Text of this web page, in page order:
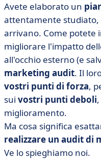
• Ma cos'è un audit di
• Quando è opportuno
marketing?
• Perché effettuare un
• Le 4 fasi di un audit
• Prezzi e fornitori di
• L'audit di marketing in
Avete elaborato un
attentamente
arrivano. Come potete
migliorare l'impatto
all'occhio esterno (e
marketing audit. Il
vostri punti di forza,
sui vostri punti deboli
miglioramento.
Ma cosa significa
realizzare un audit di
Ve lo spieghiamo noi.